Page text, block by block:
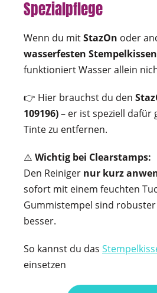
Spezialpflege
Wenn du mitStazOn oder
wasserfesten Stempelkissen
funktioniert Wasser allein
👉 Hier brauchst du den
109196)– er ist speziell dafür
Tinte zu entfernen.
⚠️ Wichtig bei Clearstamps:
Den Reiniger nur kurz
sofort mit einem feuchten
Gummistempel sind
besser.
So kannst du das
einsetzen